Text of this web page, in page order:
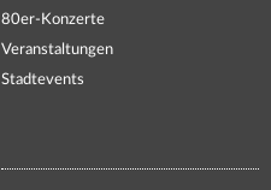
80er-Konzerte
Veranstaltungen
Stadtevents